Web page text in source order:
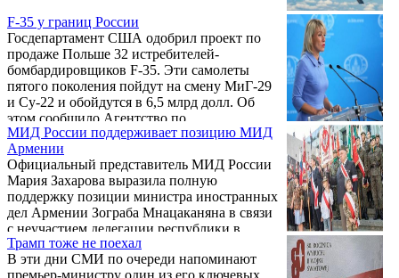
F-35 у границ России
Госдепартамент США одобрил проект по
продаже Польше 32 истребителей-
бомбардировщиков F-35. Эти самолеты
пятого поколения пойдут на смену МиГ-29
и Су-22 и обойдутся в 6,5 млрд долл. Об
этом сообщило Агентство по
сотрудничеству в области оборонной
безопасности, входящее в состав Пентагона.
МИД России поддерживает позицию МИД
Армении
Официальный представитель МИД России
Мария Захарова выразила полную
поддержку позиции министра иностранных
дел Армении Зограба Мнацаканяна в связи
с неучастием делегации республики в
памятных мероприятиях в Польше 1
сентября, приуроченных к 80-летней
Трамп тоже не поехал
В эти дни СМИ по очереди напоминают
премьер-министру один из его ключевых